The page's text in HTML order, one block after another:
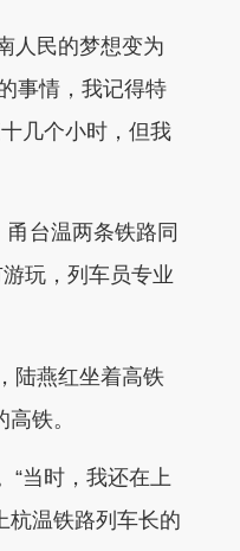
人民的梦想变为
事情，我记得特
几个小时，但我
台温两条铁路同
玩，列车员专业
陆燕红坐着高铁
铁。
当时，我还在上
杭温铁路列车长的